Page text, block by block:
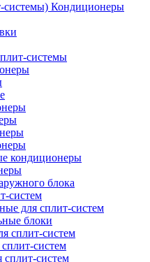
Кондиционеры
системы
кондиционеры
блока
систем
для сплит-систем
блоки
сплит-систем
систем
сплит-систем